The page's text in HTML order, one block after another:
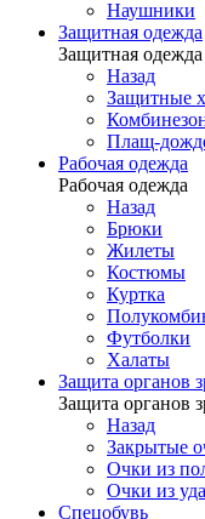
Наушники
Защитная одежда
Защитная одежда
Назад
Защитные
Плащ-
Рабочая одежда
Рабочая одежда
Назад
Брюки
Жилеты
Костюмы
Куртка
Футболки
Халаты
Защита органов
Защита органов
Назад
Закрытые
Очки из
Очки из
Спецобувь